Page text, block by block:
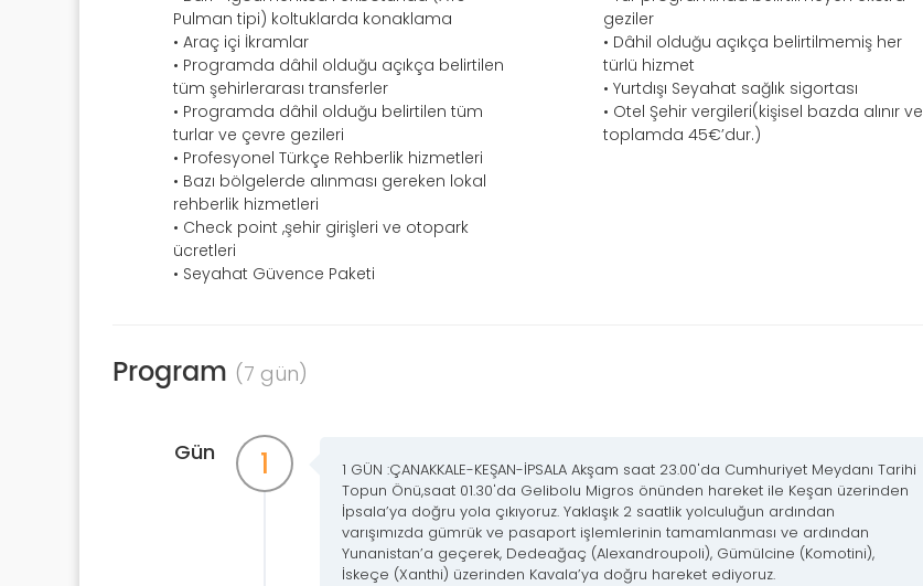
Pulman tipi) koltuklarda konaklama
• Araç içi İkramlar
• Programda dâhil olduğu açıkça belirtilen
tüm şehirlerarası transferler
• Programda dâhil olduğu belirtilen tüm
turlar ve çevre gezileri
• Profesyonel Türkçe Rehberlik hizmetleri
• Bazı bölgelerde alınması gereken lokal
rehberlik hizmetleri
• Check point ,şehir girişleri ve otopark
ücretleri
• Seyahat Güvence Paketi
geziler
• Dâhil olduğu açıkça belirtilmemiş her
türlü hizmet
• Yurtdışı Seyahat sağlık sigortası
• Otel Şehir vergileri(kişisel bazda alınır ve
toplamda 45€’dur.)
Program (7 gün)
Gün 1
1 GÜN :ÇANAKKALE-KEŞAN-İPSALA Akşam saat 23.00'da Cumhuriyet Meydanı Tarihi
Topun Önü,saat 01.30'da Gelibolu Migros önünden hareket ile Keşan üzerinden
İpsala’ya doğru yola çıkıyoruz. Yaklaşık 2 saatlik yolculuğun ardından
varışımızda gümrük ve pasaport işlemlerinin tamamlanması ve ardından
Yunanistan’a geçerek, Dedeağaç (Alexandroupoli), Gümülcine (Komotini),
İskeçe (Xanthi) üzerinden Kavala’ya doğru hareket ediyoruz.